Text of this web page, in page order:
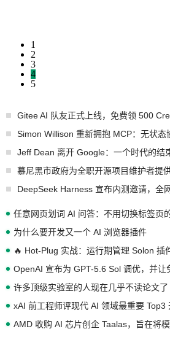
1
2
3
4
5
Gitee AI 队友正式上线，免费领 500
Simon Willison 重新拥抱 MCP：无状态
Jeff Dean 离开 Google：一个时代的结
慕尼黑市政府为全职开源项目维护者提
任意网页划词 AI 问答：不用切换标签页
为什么要开发又一个 AI 浏览器插件
🔥 Hot-Plug 实战：运行期管理 Solon 插
OpenAI 宣布为 GPT-5.6 Sol 调优，并让
许多顶级实验室的人现在几乎不读论文了
xAI 前工程师评现代 AI 领域最重要 Top3